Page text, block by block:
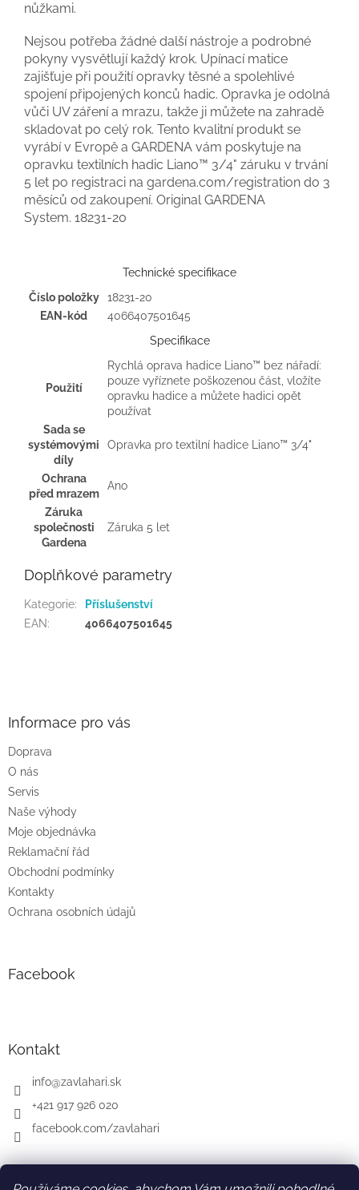
nůžkami.
Nejsou potřeba žádné další nástroje a podrobné
pokyny vysvětlují každý krok. Upínací matice
zajišťuje při použití opravky těsné a spolehlivé
spojení připojených konců hadic. Opravka je odolná
vůči UV záření a mrazu, takže ji můžete na zahradě
skladovat po celý rok. Tento kvalitní produkt se
vyrábí v Evropě a GARDENA vám poskytuje na
opravku textilních hadic Liano™ 3/4" záruku v trvání
5 let po registraci na gardena.com/registration do 3
měsíců od zakoupení. Original GARDENA
System. 18231-20
Technické specifikace
Číslo položky
18231-20
EAN-kód
4066407501645
Specifikace
Použití
Rychlá oprava hadice Liano™ bez nářadí:
pouze vyříznete poškozenou část, vložíte
opravku hadice a můžete hadici opět
používat
Sada se
systémovými
díly
Opravka pro textilní hadice Liano™ 3/4"
Ochrana
před mrazem
Ano
Záruka
společnosti
Gardena
Záruka 5 let
Doplňkové parametry
Kategorie:
Příslušenství
EAN: 4066407501645
Informace pro vás
Doprava
O nás
Servis
Naše výhody
Moje objednávka
Reklamační řád
Obchodní podmínky
Kontakty
Ochrana osobních údajů
Facebook
Kontakt
info@zavlahari.sk
+421 917 926 020
facebook.com/zavlahari